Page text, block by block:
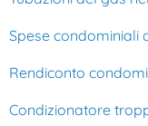
Spese condominiali
Rendiconto
Condizionatore